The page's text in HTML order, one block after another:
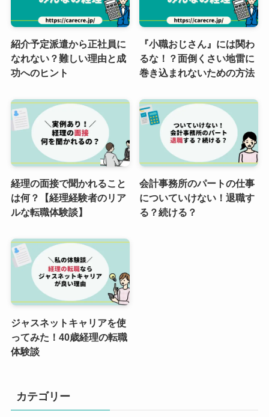
紹介予定派遣から正社員に
なれない？難しい理由と成
功へのヒント
『小職おじさん』には関わ
るな！？面倒くさい地雷に
巻き込まれないための方法
経理の面接で聞かれること
は何？【経理経験者のリア
ルな転職体験談】
会計事務所のパートの仕事
についていけない！退職す
る？続ける？
ジャスネットキャリアを使
ってみた！40歳経理の転職
体験談
カテゴリー